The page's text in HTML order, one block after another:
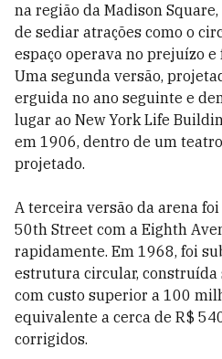
na região da Madison
de sediar atrações como o
espaço operava no prejuízo
Uma segunda versão,
erguida no ano seguinte e
lugar ao New York Life
em 1906, dentro de um
projetado.
A terceira versão da arena
50th Street com a Eighth
rapidamente. Em 1968, foi
estrutura circular, construída
com custo superior a 100
equivalente a cerca de R$
corrigidos.